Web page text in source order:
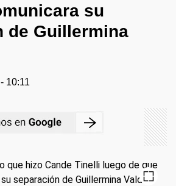
su
de Guillermina
10:11